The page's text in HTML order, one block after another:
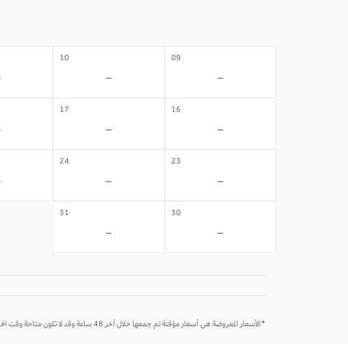
09
-
10
-
16
-
17
-
23
-
24
-
30
-
31
-
*الأسعار المعروضة هي أسعار مؤقتة تم جمعها خلال آخر 48 ساعة وقد لا تكون متاحة وقت الحجز